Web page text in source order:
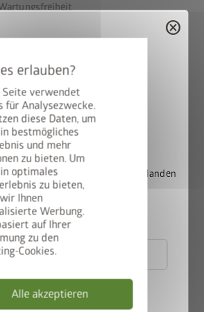
Seite verwendet
für Analysezwecke.
diese Daten, um
bestmögliches
und mehr
zu bieten. Um
optimales
zu bieten,
Ihnen
Werbung.
auf Ihrer
zu den
Cookies.
Alle akzeptieren
Grundausstattung inklusive
Ordnung mit
Klassiker
ist seit Jahrzehnten bewährt und
großer Beliebtheit. Seine hohe
Materialien machen es zu einer
Die funktionelle Ausstattung
und schafft Ordnung. Eine umfangreiche
cancel
gewinnen
für unseren Newsletter an und landen
automatisch im Lostopf.
ich